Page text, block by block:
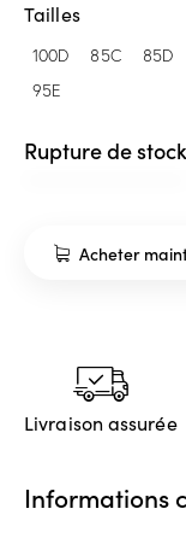
Tailles
100D 85C 85D
95E
Rupture de stock
Acheter
Livraison assurée
Informations